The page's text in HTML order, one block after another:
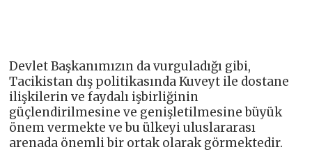
Devlet Başkanımızın da vurguladığı gibi,
Tacikistan dış politikasında Kuveyt ile dostane
ilişkilerin ve faydalı işbirliğinin
güçlendirilmesine ve genişletilmesine büyük
önem vermekte ve bu ülkeyi uluslararası
arenada önemli bir ortak olarak görmektedir.